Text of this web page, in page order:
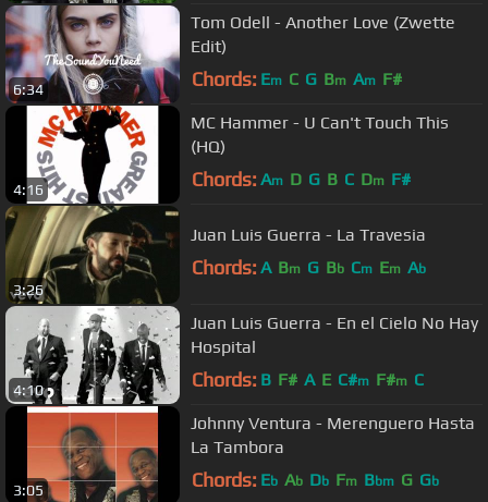
6:34
Tom Odell - Another Love (Zwette
Edit)
Chords: Em C G Bm Am F#
4:16
MC Hammer - U Can't Touch This
(HQ)
Chords: Am D G B C Dm F#
3:26
Juan Luis Guerra - La Travesia
Chords: A Bm G Bb Cm Em Ab
4:10
Juan Luis Guerra - En el Cielo No Hay
Hospital
Chords: B F# A E C#m F#m C
3:05
Johnny Ventura - Merenguero Hasta
La Tambora
Chords: Eb Ab Db Fm Bbm G Gb